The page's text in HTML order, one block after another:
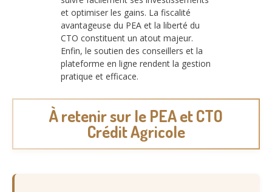
et optimiser les gains. La fiscalité
avantageuse du PEA et la liberté du
CTO constituent un atout majeur.
Enfin, le soutien des conseillers et la
plateforme en ligne rendent la gestion
pratique et efficace.
À retenir sur le PEA et CTO
Crédit Agricole